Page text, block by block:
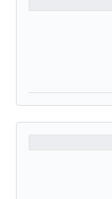
Diário Oficial